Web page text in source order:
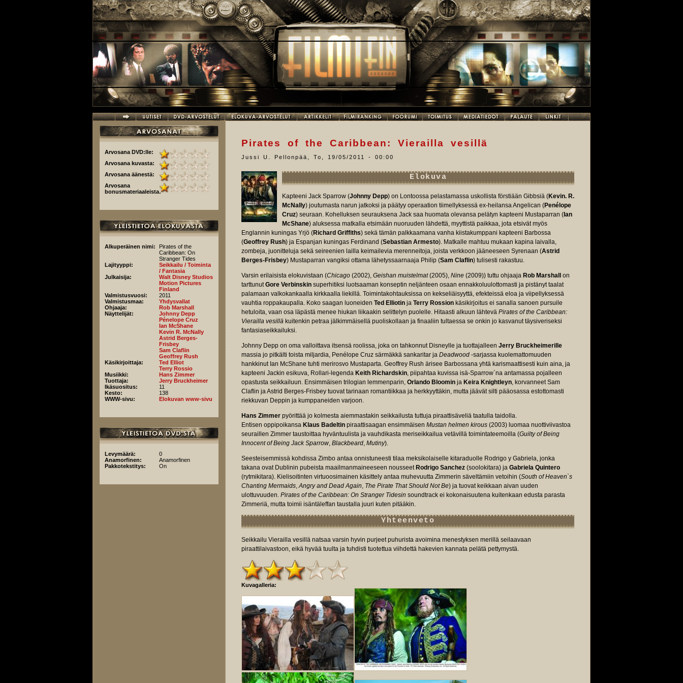
Arvosana DVD:lle:
Arvosana kuvasta:
Arvosana äänestä:
Arvosana
bonusmateriaaleista:
Alkuperäinen nimi:
Pirates of the
Caribbean: On
Stranger Tides
Lajityyppi:
Seikkailu / Toiminta
/ Fantasia
Julkaisija:
Walt Disney Studios
Motion Pictures
Finland
Valmistusvuosi:
2011
Valmistusmaa:
Yhdysvallat
Ohjaaja:
Rob Marshall
Näyttelijät:
Johnny Depp
Pénelope Cruz
Ian McShane
Kevin R. McNally
Astrid Berges-
Frisbey
Sam Claflin
Geoffrey Rush
Käsikirjoittaja:
Ted Elliot
Terry Rossio
Musiikki:
Hans Zimmer
Tuottaja:
Jerry Bruckheimer
Ikäsuositus:
11
Kesto:
138
WWW-sivu:
Elokuvan www-sivu
Levymäärä:
0
Anamorfinen:
Anamorfinen
Pakkotekstitys:
On
Pirates of the Caribbean: Vierailla vesillä
Jussi U. Pellonpää To, 19/05/2011 - 00:00
Elokuva
Kapteeni Jack Sparrow (Johnny Depp) on Lontoossa pelastamassa uskollista förstiään Gibbsiä (Kevin. R.
McNally) joutumasta narun jatkoksi ja päätyy operaation tiimellyksessä ex-heilansa Angelican (Penélope
Cruz) seuraan. Kohelluksen seurauksena Jack saa huomata olevansa pelätyn kapteeni Mustaparran ( Ian
McShane) aluksessa matkalla etsimään nuoruuden lähdettä, myyttistä paikkaa, jota etsivät myös
Englannin kuningas Yrjö (Richard Griffiths) sekä tämän palkkaamana vanha kiistakumppani kapteeni Barbossa
(Geoffrey Rush) ja Espanjan kuningas Ferdinand (Sebastian Armesto). Matkalle mahtuu mukaan kapina laivalla,
zombeja, juonitteluja sekä seireenien lailla keimailevia merenneitoja, joista verkkoon jääneeseen Syrenaan (Astrid
Berges-Frisbey) Mustaparran vangiksi ottama lähetyssaarnaaja Philip (Sam Claflin) tulisesti rakastuu.
Varsin erilaisista elokuvistaan (Chicago (2002), Geishan muistelmat(2005), Nine (2009)) tuttu ohjaaja Rob Marshall
on
tarttunutGore Verbinskin superhitiksi luotsaaman konseptin neljänteen osaan ennakkoluulottomasti ja pistänyt taalat
palamaan valkokankaalla kirkkaalla liekillä. Toimintakohtauksissa on kekseliäisyyttä, efekteissä eloa ja viipellyksessä
vauhtia roppakaupalla. Koko saagan luoneiden Ted Elliotin ja Terry Rossion käsikirjoitus ei sanalla sanoen pursuile
hetuloita, vaan osa läpästä menee hiukan liikaakin selittelyn puolelle. Hitaasti alkuun lähtevä Pirates of the Caribbean:
Vierailla vesillä kuitenkin petraa jälkimmäisellä puoliskollaan ja finaaliin tultaessa se onkin jo kasvanut täysiveriseksi
fantasiaseikkailuksi.
Johnny Depp on oma valloittava itsensä roolissa, joka on tahkonnut Disneylle ja tuottajalleen Jerry Bruckheimerille
massia jo pitkälti toista miljardia, Penélope Cruz särmäkkä sankaritar ja Deadwood -sarjassa kuolemattomuuden
hankkinut Ian McShane tuhti merirosvo Mustaparta. Geoffrey Rush ärisee Barbossana yhtä karismaattisesti kuin aina, ja
kapteeni Jackin esikuva, Rollari-legenda Keith Richardskin, piipahtaa kuvissa isä-Sparrow`na antamassa pojalleen
opastusta seikkailuun. Ensimmäisen trilogian lemmenparin, Orlando Bloomin ja Keira Knightleyn, korvanneet Sam
Claflin ja Astrid Berges-Frisbey tuovat tarinaan romantiikkaa ja herkkyyttäkin, mutta jäävät silti pääosassa estottomasti
riekkuvan Deppin ja kumppaneiden varjoon.
Hans Zimmer pyörittää jo kolmesta aiemmastakin seikkailusta tuttuja piraattisäveliä taatulla taidolla.
Entisen oppipoikansa Klaus Badeltin piraattisaagan ensimmäisen Mustan helmen kirous (2003) luomaa nuottiviivastoa
seuraillen Zimmer taustoittaa hyväntuulista ja vauhdikasta meriseikkailua vetävillä toimintateemoilla (Guilty of Being
Innocent of Being Jack Sparrow, Blackbeard, Mutiny).
Seesteisemmissä kohdissa Zimbo antaa onnistuneesti tilaa meksikolaiselle kitaraduolle Rodrigo y Gabriela, jonka
takana ovat Dublinin pubeista maailmanmaineeseen nousseet Rodrigo Sanchez (soolokitara) ja Gabriela Quintero
(rytmikitara). Kielisoitinten virtuoosimainen käsittely antaa muhevuutta Zimmerin säveltämiin vetoihin (South of Heaven`s
Chanting Mermaids,Angry and Dead Again, The Pirate That Should Not Be) ja tuovat keikkaan aivan uuden
ulottuvuuden. Pirates of the Caribbean: On Stranger Tidesin soundtrack ei kokonaisuutena kuitenkaan edusta parasta
Zimmeriä, mutta toimii isäntäleffan taustalla juuri kuten pitääkin.
Yhteenveto
Seikkailu Vierailla vesillä natsaa varsin hyvin purjeet puhurista avoimina menestyksen merillä seilaavaan
piraattilaivastoon, eikä hyvää tuulta ja tuhdisti tuotettua viihdettä hakevien kannata pelätä pettymystä.
Kuvagalleria: